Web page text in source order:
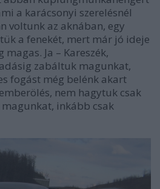
a karácsonyi szerelésnél
voltunk az aknában, egy
a fenekét, mert már jó ideje
Ja – Kareszék,
zabáltuk magunkat,
fogást még belénk akart
nem hagytuk csak
inkább csak